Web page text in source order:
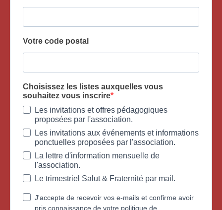
Votre code postal
Choisissez les listes auxquelles vous
souhaitez vous inscrire
Les invitations et offres pédagogiques
proposées par l'association.
Les invitations aux événements et informations
ponctuelles proposées par l'association.
La lettre d'information mensuelle de
l'association.
Le trimestriel Salut & Fraternité par mail.
J'accepte de recevoir vos e-mails et confirme avoir
pris connaissance de votre politique de